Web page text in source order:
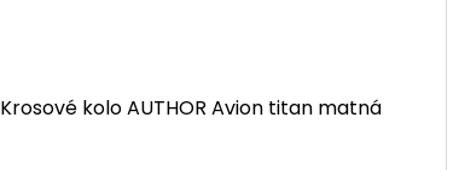
Krosové kolo AUTHOR Avion titan matná